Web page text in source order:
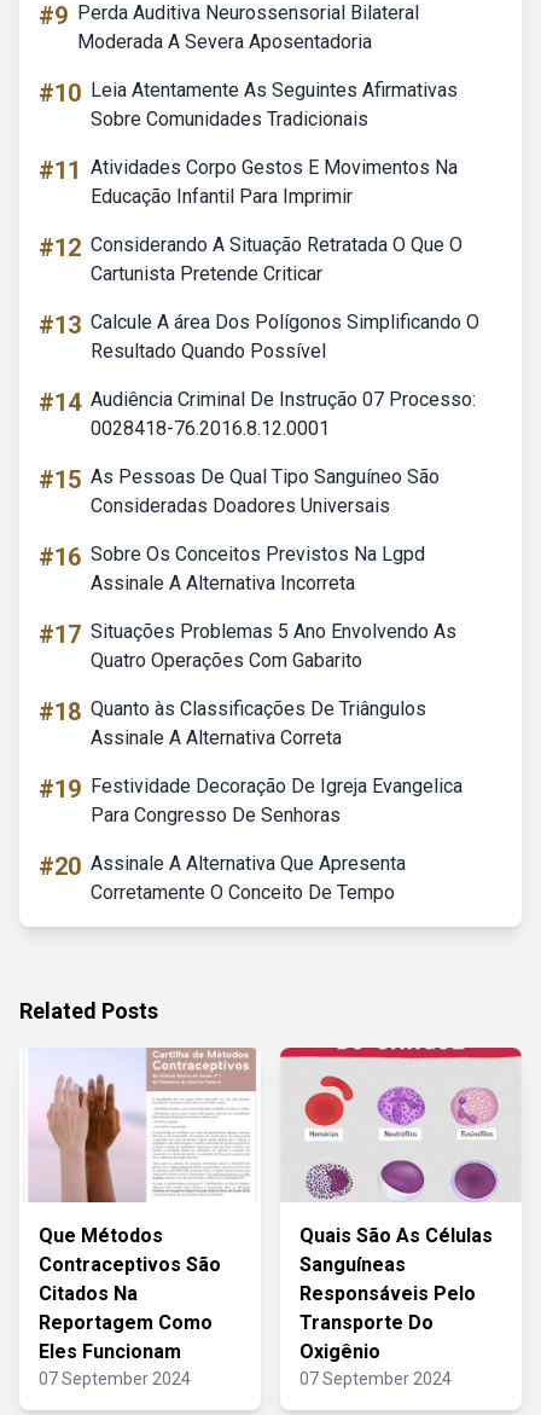
#9 Perda Auditiva Neurossensorial Bilateral
Moderada A Severa Aposentadoria
#10 Leia Atentamente As Seguintes Afirmativas
Sobre Comunidades Tradicionais
#11 Atividades Corpo Gestos E Movimentos Na
Educação Infantil Para Imprimir
#12 Considerando A Situação Retratada O Que O
Cartunista Pretende Criticar
#13 Calcule A área Dos Polígonos Simplificando O
Resultado Quando Possível
#14 Audiência Criminal De Instrução 07 Processo:
0028418-76.2016.8.12.0001
#15 As Pessoas De Qual Tipo Sanguíneo São
Consideradas Doadores Universais
#16 Sobre Os Conceitos Previstos Na Lgpd
Assinale A Alternativa Incorreta
#17 Situações Problemas 5 Ano Envolvendo As
Quatro Operações Com Gabarito
#18 Quanto às Classificações De Triângulos
Assinale A Alternativa Correta
#19 Festividade Decoração De Igreja Evangelica
Para Congresso De Senhoras
#20 Assinale A Alternativa Que Apresenta
Corretamente O Conceito De Tempo
Related Posts
Que Métodos
Contraceptivos São
Citados Na
Reportagem Como
Eles Funcionam
07 September 2024
Quais São As Células
Sanguíneas
Responsáveis Pelo
Transporte Do
Oxigênio
07 September 2024